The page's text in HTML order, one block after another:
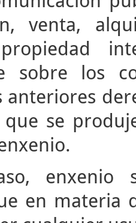
venta,
sobre los
anteriores
se
enxenio
en materia